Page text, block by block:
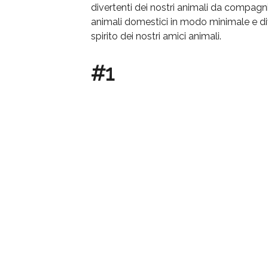
divertenti dei nostri animali da
animali domestici in modo minimale e
spirito dei nostri amici animali.
#1